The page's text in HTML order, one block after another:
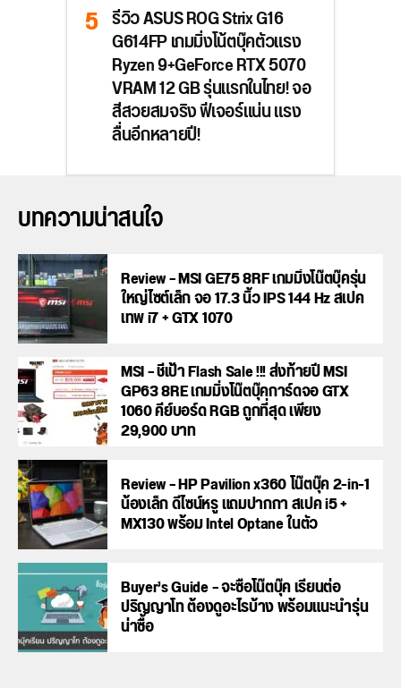
รีวิว ASUS ROG Strix G16
G614FP เกมมิ่งโน้ตบุ๊คตัวแรง
Ryzen 9+GeForce RTX 5070
VRAM 12 GB รุ่นแรกในไทย! จอ
สีสวยสมจริง ฟีเจอร์แน่น แรง
ลื่นอีกหลายปี!
บทความน่าสนใจ
Review – MSI GE75 8RF เกมมิ่งโน๊ตบุ๊ครุ่น
ใหญ่ไซต์เล็ก จอ 17.3 นิ้ว IPS 144 Hz สเปค
เทพ i7 + GTX 1070
MSI – ชี้เป้า Flash Sale !!! ส่งท้ายปี MSI
GP63 8RE เกมมิ่งโน๊ตบุ๊คการ์ดจอ GTX
1060 คีย์บอร์ด RGB ถูกที่สุด เพียง
29,900 บาท
Review – HP Pavilion x360 โน๊ตบุ๊ค 2-in-1
น้องเล็ก ดีไซน์หรู แถมปากกา สเปค i5 +
MX130 พร้อม Intel Optane ในตัว
Buyer’s Guide – จะซื้อโน๊ตบุ๊ค เรียนต่อ
ปริญญาโท ต้องดูอะไรบ้าง พร้อมแนะนำรุ่น
น่าซื้อ